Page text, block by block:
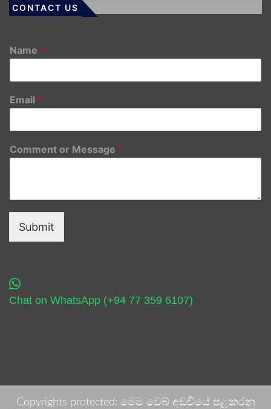
CONTACT US
Name *
Email *
Comment or Message *
Submit
Chat on WhatsApp (+94 77 359 6107)
Copyrights protected: මෙම වෙබ් අඩවියේ පළකරනු